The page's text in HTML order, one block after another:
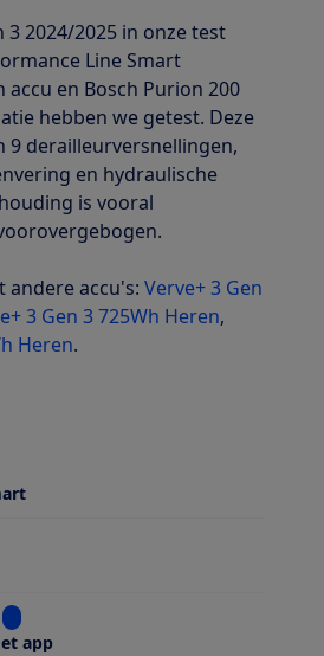
3 2024/2025 in onze test
Line Smart
accu en Bosch Purion 200
hebben we getest. Deze
9 derailleurversnellingen,
en hydraulische
is vooral
andere accu's: Verve+ 3 Gen
3 Gen 3 725Wh Heren,
Heren.
informatie voor Motor, merk & type
voor Versnellingen
Bekijk informatie voor Opvallende
app